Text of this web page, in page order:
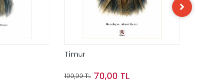
Timur
100,00 TL 70,00 TL